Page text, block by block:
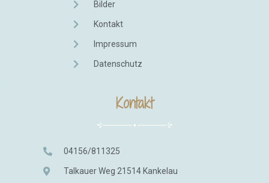
Bilder
Kontakt
Impressum
Datenschutz
Kontakt
04156/811325
Talkauer Weg 21514 Kankelau